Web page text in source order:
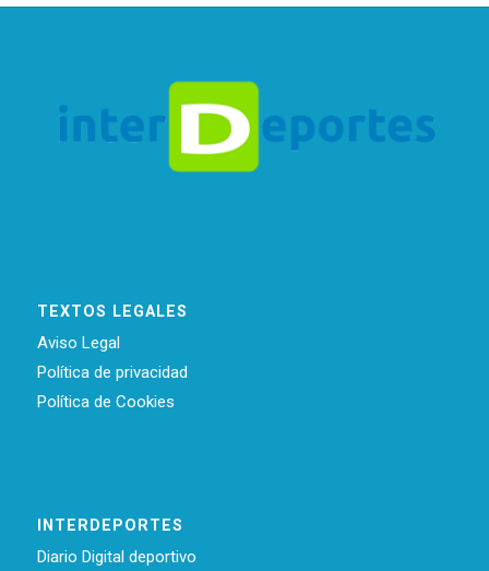
TEXTOS LEGALES
Aviso Legal
Política de privacidad
Política de Cookies
INTERDEPORTES
Diario Digital deportivo